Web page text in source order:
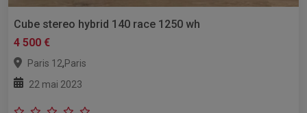
Cube stereo hybrid 140 race 1250 wh
4 500 €
Paris 12,Paris
22 mai 2023